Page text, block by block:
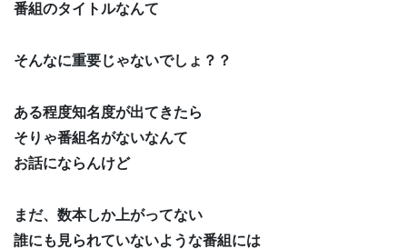
番組のタイトルなんて
そんなに重要じゃないでしょ？？
ある程度知名度が出てきたら
そりゃ番組名がないなんて
お話にならんけど
まだ、数本しか上がってない
誰にも見られていないような番組には